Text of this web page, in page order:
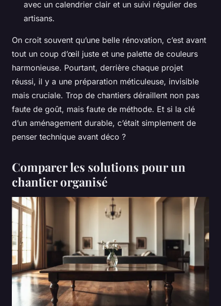
avec un calendrier clair et un suivi régulier des
artisans.
On croit souvent qu’une belle rénovation, c’est avant
tout un coup d’œil juste et une palette de couleurs
harmonieuse. Pourtant, derrière chaque projet
réussi, il y a une préparation méticuleuse, invisible
mais cruciale. Trop de chantiers déraillent non pas
faute de goût, mais faute de méthode. Et si la clé
d’un aménagement durable, c’était simplement de
penser technique avant déco ?
Comparer les solutions pour un
chantier organisé